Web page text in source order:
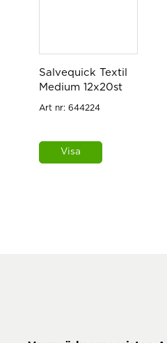
Salvequick Textil
Medium 12x20st
Art nr: 644224
Visa